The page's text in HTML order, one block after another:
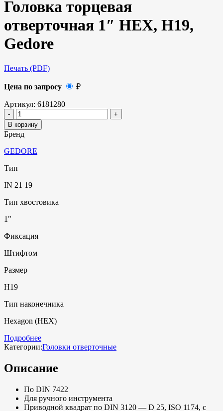
Головка торцевая
отверточная 1″ HEX, H19,
Gedore
Печать (PDF)
Цена по запросу ₽
Артикул: 6181280
В корзину
Бренд
GEDORE
Тип
IN 21 19
Тип хвостовика
1"
Фиксация
Штифтом
Размер
H19
Тип наконечника
Hexagon (HEX)
Подробнее
Категории:Головки отверточные
Описание
По DIN 7422
Для ручного инструмента
Приводной квадрат по DIN 3120 — D 25, ISO 1174, с